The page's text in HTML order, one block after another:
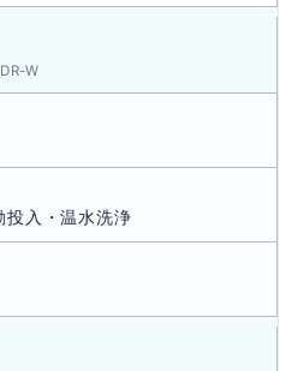
W
入・温水洗浄